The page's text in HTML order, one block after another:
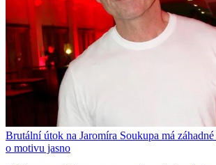
Brutální útok na Jaromíra Soukupa má
o motivu jasno